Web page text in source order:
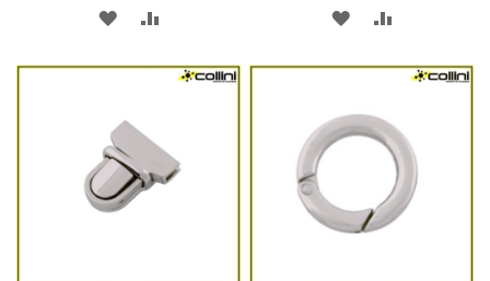
AGGIUNGI
DESIDERI
AGGIUNGI AGGIUNGI
DESIDERI